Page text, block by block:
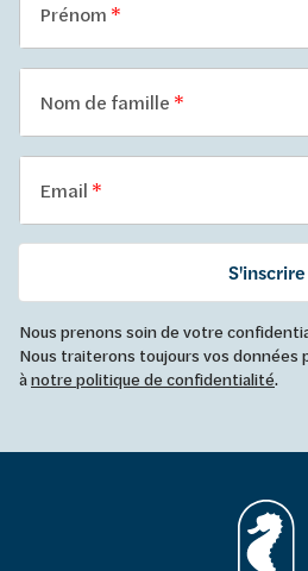
Prénom
Nom de famille
Email
S'inscrire
Nous prenons soin de votre
Nous traiterons toujours vos données
ànotre politique de confidentialité.